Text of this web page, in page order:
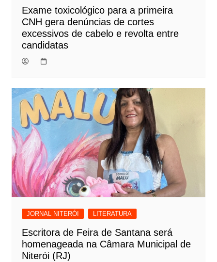
Exame toxicológico para a primeira
CNH gera denúncias de cortes
excessivos de cabelo e revolta entre
candidatas
JORNAL NITERÓI LITERATURA
Escritora de Feira de Santana será
homenageada na Câmara Municipal de
Niterói (RJ)